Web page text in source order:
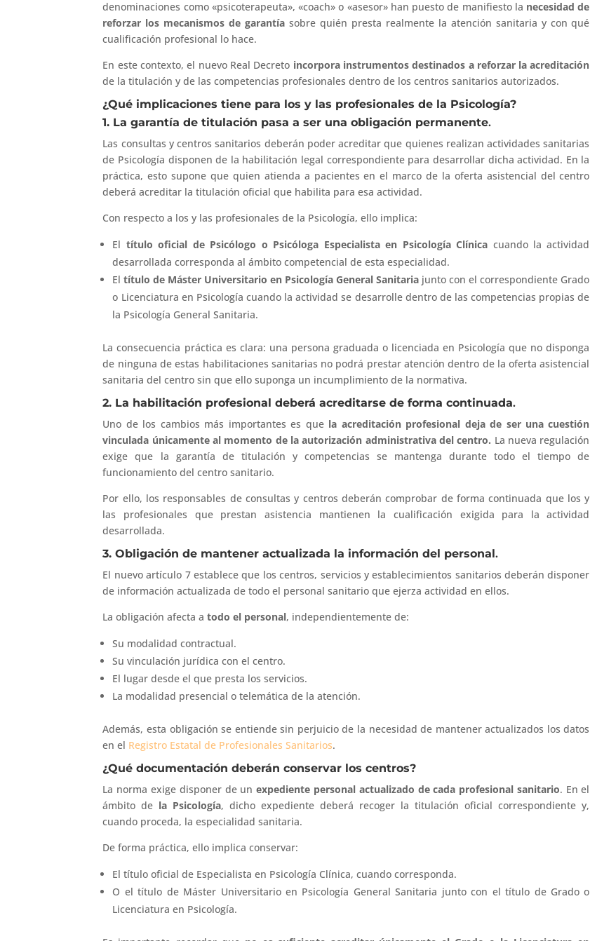
denominaciones como «psicoterapeuta», «coach» o «asesor» han puesto de manifiesto la necesidad de
reforzar los mecanismos de garantíasobre quién presta realmente la atención sanitaria y con qué
cualificación profesional lo hace.
En este contexto, el nuevo Real Decreto incorpora instrumentos destinados a reforzar la acreditación
de la titulación y de las competencias profesionales dentro de los centros sanitarios autorizados.
¿Qué implicaciones tiene para los y las profesionales de la Psicología?
1. La garantía de titulación pasa a ser una obligación permanente.
Las consultas y centros sanitarios deberán poder acreditar que quienes realizan actividades sanitarias
de Psicología disponen de la habilitación legal correspondiente para desarrollar dicha actividad. En la
práctica, esto supone que quien atienda a pacientes en el marco de la oferta asistencial del centro
deberá acreditar la titulación oficial que habilita para esa actividad.
Con respecto a los y las profesionales de la Psicología, ello implica:
El título oficial de Psicólogo o Psicóloga Especialista en Psicología Clínica cuando la actividad
desarrollada corresponda al ámbito competencial de esta especialidad.
El título de Máster Universitario en Psicología General Sanitaria junto con el correspondiente Grado
o Licenciatura en Psicología cuando la actividad se desarrolle dentro de las competencias propias de
la Psicología General Sanitaria.
La consecuencia práctica es clara: una persona graduada o licenciada en Psicología que no disponga
de ninguna de estas habilitaciones sanitarias no podrá prestar atención dentro de la oferta asistencial
sanitaria del centro sin que ello suponga un incumplimiento de la normativa.
2. La habilitación profesional deberá acreditarse de forma continuada.
Uno de los cambios más importantes es que la acreditación profesional deja de ser una cuestión
vinculada únicamente al momento de la autorización administrativa del centro. La nueva regulación
exige que la garantía de titulación y competencias se mantenga durante todo el tiempo de
funcionamiento del centro sanitario.
Por ello, los responsables de consultas y centros deberán comprobar de forma continuada que los y
las profesionales que prestan asistencia mantienen la cualificación exigida para la actividad
desarrollada.
3. Obligación de mantener actualizada la información del personal.
El nuevo artículo 7 establece que los centros, servicios y establecimientos sanitarios deberán disponer
de información actualizada de todo el personal sanitario que ejerza actividad en ellos.
La obligación afecta atodo el personal, independientemente de:
Su modalidad contractual.
Su vinculación jurídica con el centro.
El lugar desde el que presta los servicios.
La modalidad presencial o telemática de la atención.
Además, esta obligación se entiende sin perjuicio de la necesidad de mantener actualizados los datos
en el Registro Estatal de Profesionales Sanitarios.
¿Qué documentación deberán conservar los centros?
La norma exige disponer de unexpediente personal actualizado de cada profesional sanitario. En el
ámbito de la Psicología, dicho expediente deberá recoger la titulación oficial correspondiente y,
cuando proceda, la especialidad sanitaria.
De forma práctica, ello implica conservar:
El título oficial de Especialista en Psicología Clínica, cuando corresponda.
O el título de Máster Universitario en Psicología General Sanitaria junto con el título de Grado o
Licenciatura en Psicología.